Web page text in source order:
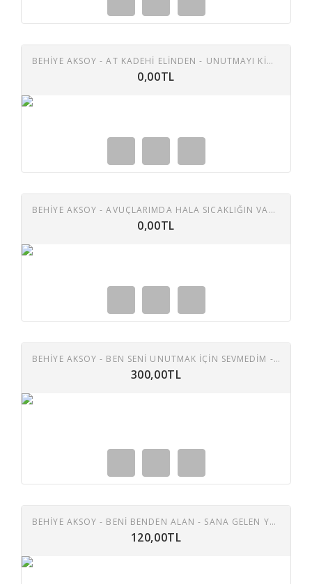
BEHIYE AKSOY - AT KADEHI ELINDEN - UNUTMAYI KIM ÖĞRETTI 45 LIK PLAK
0,00TL
BEHIYE AKSOY - AVUÇLARIMDA HALA SICAKLIĞIN VAR - BIR INAT YÜZÜNDEN 45 LIK PLAK
0,00TL
BEHİYE AKSOY - BEN SENİ UNUTMAK İÇİN SEVMEDİM - GECELEYİN BİR SES BÖLER UYKUMU 45 LİK PLAK
300,00TL
BEHIYE AKSOY - BENI BENDEN ALAN - SANA GELEN YOLLAR 45 LIK PLAK
120,00TL